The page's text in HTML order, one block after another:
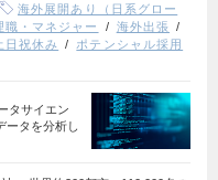
海外展開あり（日系グロー
職・マネジャー
海外出張
日祝休み
ポテンシャル採用
タサイエン
ータを分析し